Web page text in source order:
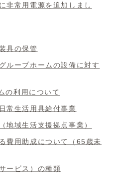
非常用電源を追加しまし
具の保管
ループホームの設備に対す
の利用について
常生活用具給付事業
地域生活支援拠点事業）
費用助成について（65歳未
ービス）の種類